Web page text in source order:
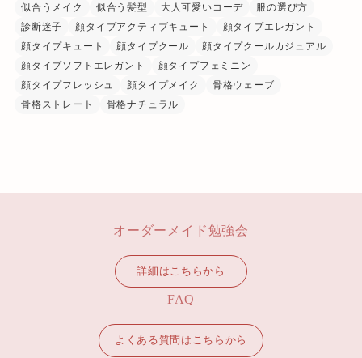
似合うメイク
似合う髪型 大人可愛いコーデ
服の選び方
診断迷子
顔タイプアクティブキュート
顔タイプエレガント
顔タイプキュート
顔タイプクール
顔タイプクールカジュアル
顔タイプソフトエレガント
顔タイプフェミニン
顔タイプフレッシュ
顔タイプメイク
骨格ウェーブ
骨格ストレート
骨格ナチュラル
オーダーメイド勉強会
詳細はこちらから
FAQ
よくある質問はこちらから